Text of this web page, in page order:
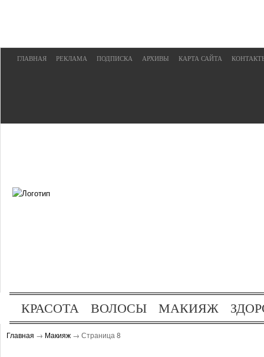
ГЛАВНАЯ РЕКЛАМА ПОДПИСКА АРХИВЫ КАРТА САЙТА
КРАСОТА ВОЛОСЫ МАКИЯЖ
ОТДЫХ
ХОББИ
Главная → Макияж → Страница 8